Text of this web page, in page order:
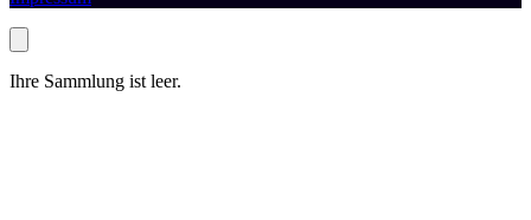
Ihre Sammlung ist leer.